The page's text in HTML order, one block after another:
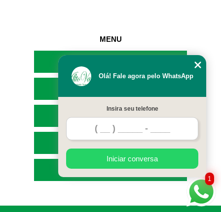
MENU
SERVIÇOS
MAPA DO SITE
1
Olá! Fale agora pelo WhatsApp
Insira seu telefone
Iniciar conversa